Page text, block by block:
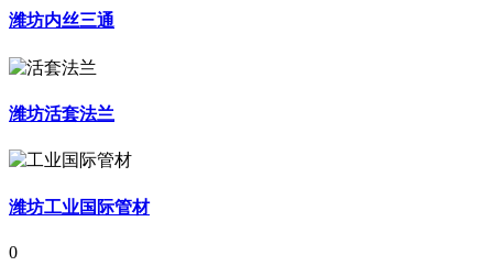
潍坊内丝三通
潍坊活套法兰
潍坊工业国际管材
0